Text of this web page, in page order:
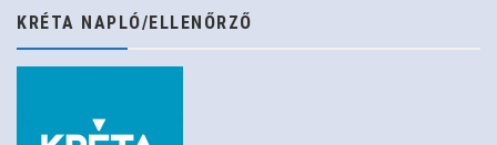
KRÉTA NAPLÓ/ELLENŐRZŐ